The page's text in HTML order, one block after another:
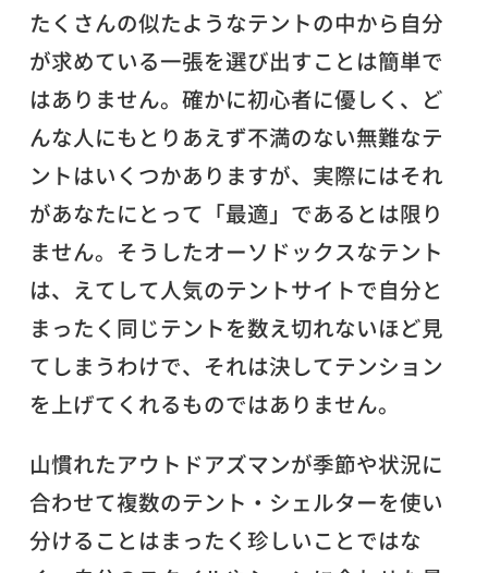
たくさんの似たようなテントの中から自分
が求めている一張を選び出すことは簡単で
はありません。確かに初心者に優しく、ど
んな人にもとりあえず不満のない無難なテ
ントはいくつかありますが、実際にはそれ
があなたにとって「最適」であるとは限り
ません。そうしたオーソドックスなテント
は、えてして人気のテントサイトで自分と
まったく同じテントを数え切れないほど見
てしまうわけで、それは決してテンション
を上げてくれるものではありません。
山慣れたアウトドアズマンが季節や状況に
合わせて複数のテント・シェルターを使い
分けることはまったく珍しいことではな